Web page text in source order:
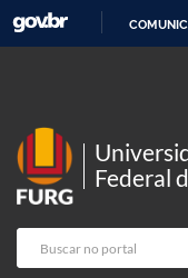
Federal